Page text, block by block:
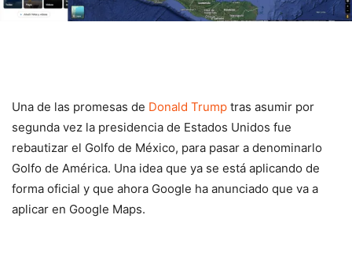
Una de las promesas de Donald Trump tras asumir por
segunda vez la presidencia de Estados Unidos fue
rebautizar el Golfo de México, para pasar a denominarlo
Golfo de América. Una idea que ya se está aplicando de
forma oficial y que ahora Google ha anunciado que va a
aplicar en Google Maps.